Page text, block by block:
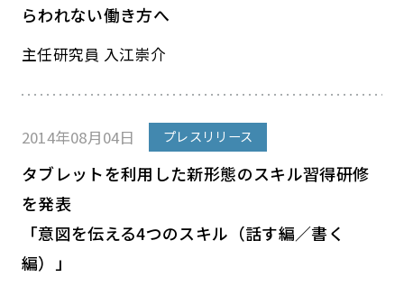
らわれない働き方へ
主任研究員 入江崇介
2014年08月04日 プレスリリース
タブレットを利用した新形態のスキル習得研修
を発表
「意図を伝える4つのスキル（話す編／書く
編）」